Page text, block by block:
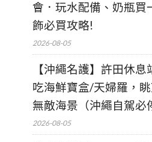
會．玩水配備、奶瓶買
飾必買攻略!
2026-08-05
【沖繩名護】許田休
吃海鮮寶盒/天婦羅，
無敵海景（沖繩自駕必
2026-08-05